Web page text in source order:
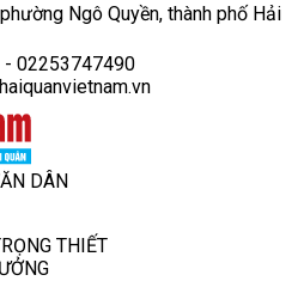
Ngô Quyền, thành phố Hải
02253747490
DÂN
THIẾT